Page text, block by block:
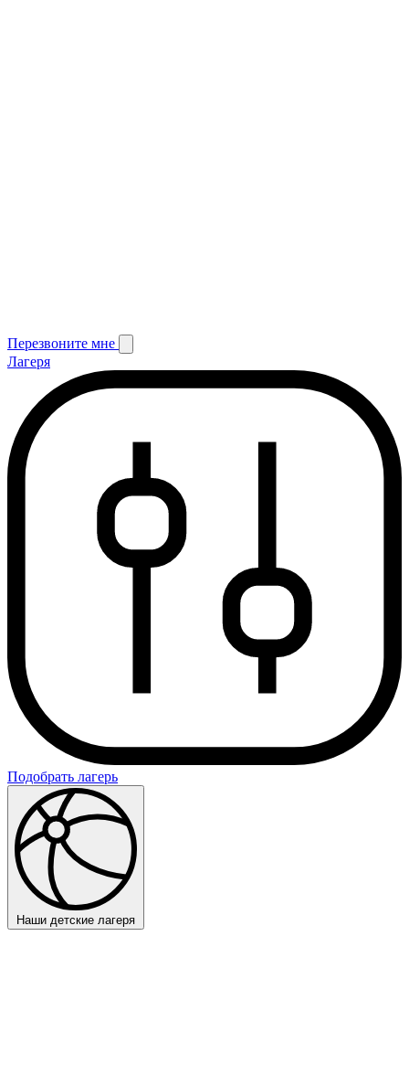
Перезвоните мне
Лагеря
Подобрать лагерь
Наши детские лагеря